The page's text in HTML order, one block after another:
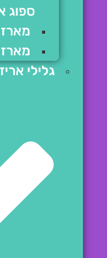
ספוג
מארזי
גלילי